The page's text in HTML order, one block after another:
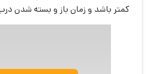
کمتر باشد و زمان باز و بسته شدن